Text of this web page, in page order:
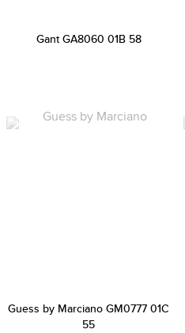
Gant GA8060 01B 58
Guess by Marciano GM0777 01C
55